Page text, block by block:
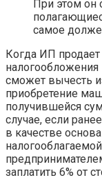
При этом он
самое
Когда ИП
сможет вычесть
приобретение
получившейся
случае, если
в качестве
заплатить 6% от